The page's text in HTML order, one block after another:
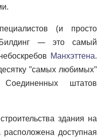
(и просто
— это самый
Манхэттена.
"самых любимых"
Соединенных штатов
здания на
доступная